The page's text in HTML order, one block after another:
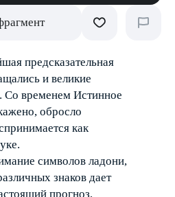
предсказательная
и великие
Со временем Истинное
обросло
как
символов ладони,
знаков дает
прогноз,